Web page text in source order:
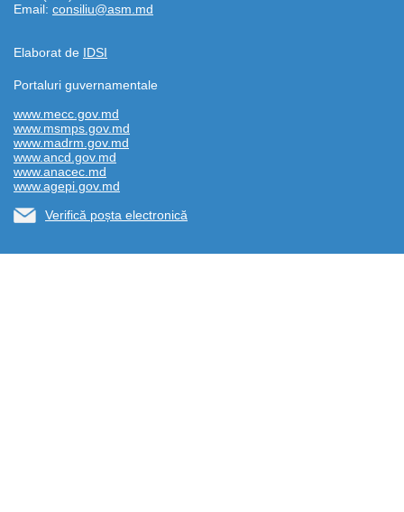
Email: consiliu@asm.md
Elaborat de IDSI
Portaluri guvernamentale
www.mecc.gov.md
www.msmps.gov.md
www.madrm.gov.md
www.ancd.gov.md
www.anacec.md
www.agepi.gov.md
Verifică poșta electronică